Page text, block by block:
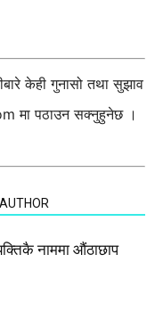
केही गुनासो तथा सुझाव
मा पठाउन सक्नुहुनेछ ।
नाममा औंठाछाप